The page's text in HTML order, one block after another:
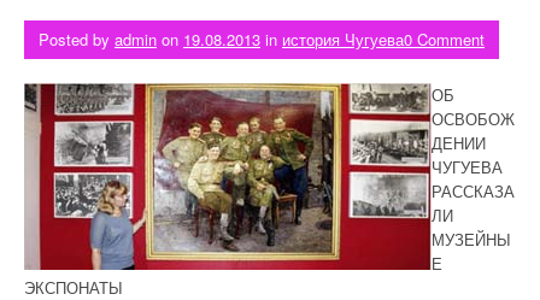
Posted by admin on 19.08.2013 in история Чугуева0 Comment
ОБ
ОСВОБОЖ
ДЕНИИ
ЧУГУЕВА
РАССКАЗА
ЛИ
МУЗЕЙНЫ
Е
ЭКСПОНАТЫ